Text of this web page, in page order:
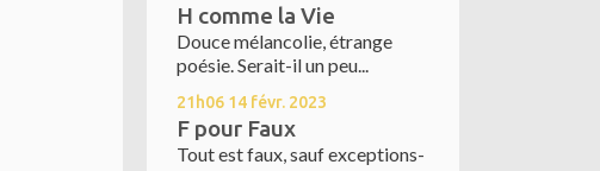
H comme la Vie
Douce mélancolie, étrange
poésie. Serait-il un peu...
21h06 14 févr. 2023
F pour Faux
Tout est faux, sauf exceptions-